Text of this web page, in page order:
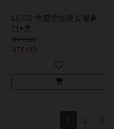
L6109 性感蕾絲夜宴秘書
白+黑
NT$490
2 3